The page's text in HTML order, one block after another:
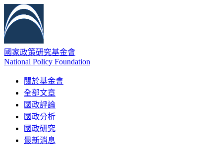
國家政策研究基金會
National Policy Foundation
關於基金會
全部文章
國政評論
國政分析
國政研究
最新消息